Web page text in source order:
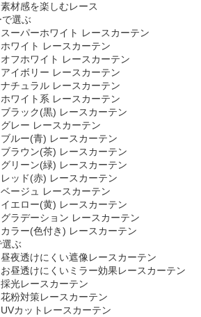
素材感を楽しむレース
で選ぶ
スーパーホワイト レースカーテン
ホワイト レースカーテン
オフホワイト レースカーテン
アイボリー レースカーテン
ナチュラル レースカーテン
ホワイト系 レースカーテン
ブラック(黒) レースカーテン
グレー レースカーテン
ブルー(青) レースカーテン
ブラウン(茶) レースカーテン
グリーン(緑) レースカーテン
レッド(赤) レースカーテン
ベージュ レースカーテン
イエロー(黄) レースカーテン
グラデーション レースカーテン
カラー(色付き) レースカーテン
選ぶ
昼夜透けにくい遮像レースカーテン
お昼透けにくいミラー効果レースカーテン
採光レースカーテン
花粉対策レースカーテン
UVカットレースカーテン